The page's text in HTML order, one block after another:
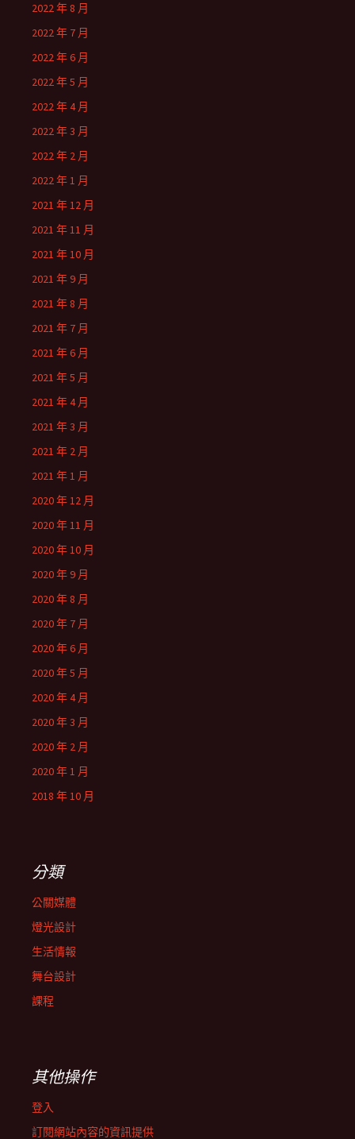
2022 年 8 月
2022 年 7 月
2022 年 6 月
2022 年 5 月
2022 年 4 月
2022 年 3 月
2022 年 2 月
2022 年 1 月
2021 年 12 月
2021 年 11 月
2021 年 10 月
2021 年 9 月
2021 年 8 月
2021 年 7 月
2021 年 6 月
2021 年 5 月
2021 年 4 月
2021 年 3 月
2021 年 2 月
2021 年 1 月
2020 年 12 月
2020 年 11 月
2020 年 10 月
2020 年 9 月
2020 年 8 月
2020 年 7 月
2020 年 6 月
2020 年 5 月
2020 年 4 月
2020 年 3 月
2020 年 2 月
2020 年 1 月
2018 年 10 月
分類
公關媒體
燈光設計
生活情報
舞台設計
課程
其他操作
登入
訂閱網站內容的資訊提供